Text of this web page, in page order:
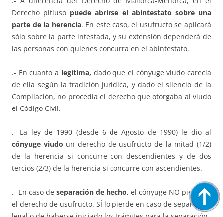
Derecho pitiuso puede abrirse el abintestato sobre una
parte de la herencia. En este caso, el usufructo se aplicará
sólo sobre la parte intestada, y su extensión dependerá de
las personas con quienes concurra en el abintestato.
.- En cuanto a legítima, dado que el cónyuge viudo carecía
de ella según la tradición jurídica, y dado el silencio de la
Compilación, no procedía el derecho que otorgaba al viudo
el Código Civil.
.- La ley de 1990 (desde 6 de Agosto de 1990) le dio al
cónyuge viudo un derecho de usufructo de la mitad (1/2)
de la herencia si concurre con descendientes y de dos
tercios (2/3) de la herencia si concurre con ascendientes.
.- En caso de separación de hecho, el cónyuge NO pierde
el derecho de usufructo. SÍ lo pierde en caso de separación